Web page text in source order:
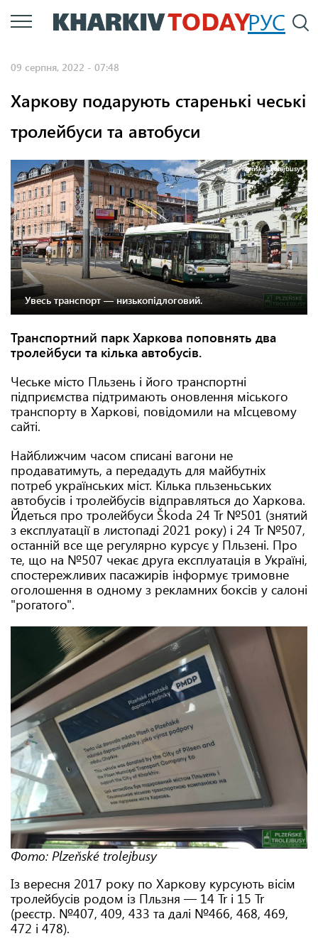
Перейти
до
РУС
09 серпня, 2022 - 07:48
Харкову подарують старенькі чеські
тролейбуси та автобуси
Фото: Plzeňské trolejbusy
Увесь транспорт — низькопідлоговий.
Транспортний парк Харкова поповнять два
тролейбуси та кілька автобусів.
Чеське місто Пльзень і його транспортні
підприємства підтримають оновлення міського
транспорту в Харкові, повідомили на мІсцевому
сайті.
Найближчим часом списані вагони не
продаватимуть, а передадуть для майбутніх
потреб українських міст. Кілька пльзеньських
автобусів і тролейбусів відправляться до Харкова.
Йдеться про тролейбуси Škoda 24 Tr №501 (знятий
з експлуатації в листопаді 2021 року) і 24 Tr №507,
останній все ще регулярно курсує у Пльзені. Про
те, що на №507 чекає друга експлуатація в Україні,
спостережливих пасажирів інформує тримовне
оголошення в одному з рекламних боксів у салоні
"рогатого".
Фото: Plzeňské trolejbusy
Із вересня 2017 року по Харкову курсують вісім
тролейбусів родом із Пльзня — 14 Tr і 15 Tr
(реєстр. №407, 409, 433 та далі №466, 468, 469,
472 і 478).